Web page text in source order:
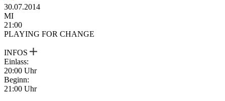
30.07.2014
MI
21:00
PLAYING FOR CHANGE
INFOS
Einlass:
20:00 Uhr
Beginn:
21:00 Uhr